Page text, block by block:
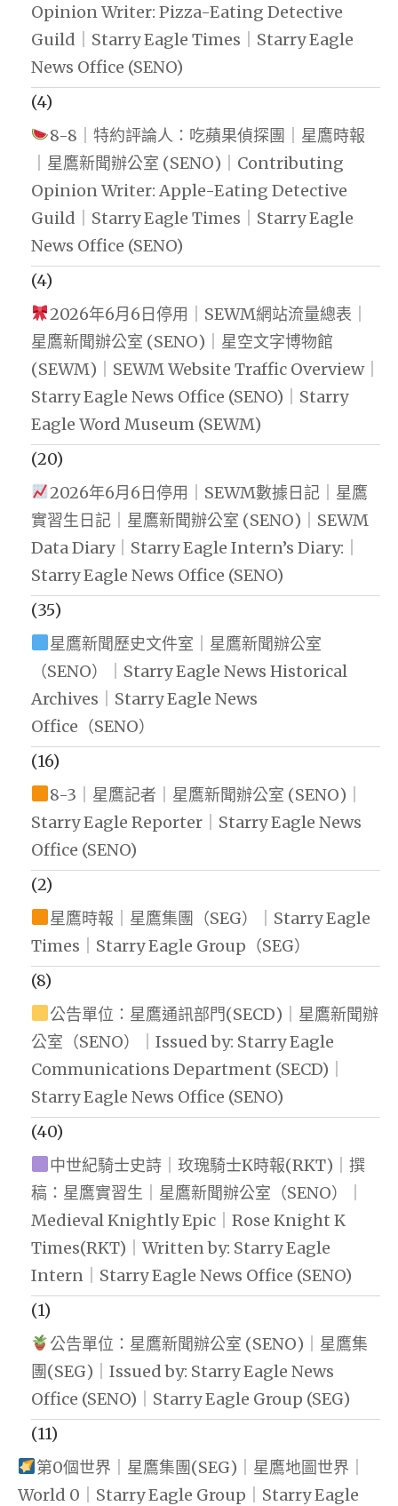
Opinion Writer: Pizza-Eating Detective
Guild｜Starry Eagle Times｜Starry Eagle
News Office (SENO)
(4)
8-8｜特約評論人：吃蘋果偵探團｜星鷹時報
｜星鷹新聞辦公室 (SENO)｜Contributing
Opinion Writer: Apple-Eating Detective
Guild｜Starry Eagle Times｜Starry Eagle
News Office (SENO)
(4)
2026年6月6日停用｜SEWM網站流量總表｜
星鷹新聞辦公室 (SENO)｜星空文字博物館
(SEWM)｜SEWM Website Traffic Overview｜
Starry Eagle News Office (SENO)｜Starry
Eagle Word Museum (SEWM)
(20)
2026年6月6日停用｜SEWM數據日記｜星鷹
實習生日記｜星鷹新聞辦公室 (SENO)｜SEWM
Data Diary｜Starry Eagle Intern’s Diary:｜
Starry Eagle News Office (SENO)
(35)
星鷹新聞歷史文件室｜星鷹新聞辦公室
（SENO）｜Starry Eagle News Historical
Archives｜Starry Eagle News
Office（SENO）
(16)
8-3｜星鷹記者｜星鷹新聞辦公室 (SENO)｜
Starry Eagle Reporter｜Starry Eagle News
Office (SENO)
(2)
星鷹時報｜星鷹集團（SEG）｜Starry Eagle
Times｜Starry Eagle Group（SEG）
(8)
公告單位：星鷹通訊部門(SECD)｜星鷹新聞辦
公室（SENO）｜Issued by: Starry Eagle
Communications Department (SECD)｜
Starry Eagle News Office (SENO)
(40)
中世紀騎士史詩｜玫瑰騎士K時報(RKT)｜撰
稿：星鷹實習生｜星鷹新聞辦公室（SENO）｜
Medieval Knightly Epic｜Rose Knight K
Times(RKT)｜Written by: Starry Eagle
Intern｜Starry Eagle News Office (SENO)
(1)
公告單位：星鷹新聞辦公室 (SENO)｜星鷹集
團(SEG)｜Issued by: Starry Eagle News
Office (SENO)｜Starry Eagle Group (SEG)
(11)
第0個世界｜星鷹集團(SEG)｜星鷹地圖世界｜
World 0｜Starry Eagle Group｜Starry Eagle